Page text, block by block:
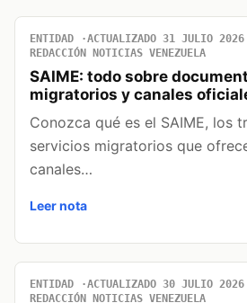
ENTIDAD ACTUALIZADO 31 JULIO 2026
REDACCIÓN NOTICIAS VENEZUELA
SAIME: todo sobre
migratorios y canales
Conozca qué es el SAIME, los
servicios migratorios que
canales…
Leer nota
ENTIDAD ACTUALIZADO 30 JULIO 2026
REDACCIÓN NOTICIAS VENEZUELA